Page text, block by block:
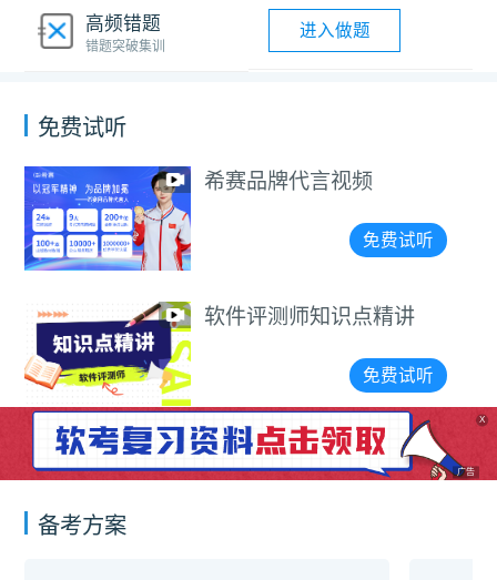
高频错题
错题突破集训
进入做题
免费试听
频
免费试听
点精讲
免费试听
软件评测师
软件评测师
X
广告
备考方案